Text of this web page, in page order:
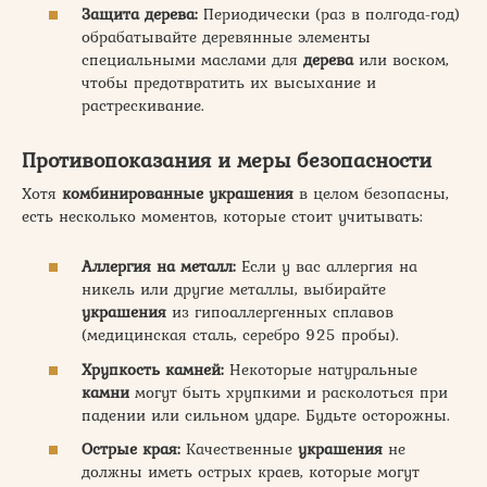
Защита дерева: Периодически (раз в полгода-год)
обрабатывайте деревянные элементы
специальными маслами для дереваили воском,
чтобы предотвратить их высыхание и
растрескивание.
Противопоказания и меры безопасности
Хотя комбинированные украшения в целом безопасны,
есть несколько моментов, которые стоит учитывать:
Аллергия на металл: Если у вас аллергия на
никель или другие металлы, выбирайте
украшения из гипоаллергенных сплавов
(медицинская сталь, серебро 925 пробы).
Хрупкость камней: Некоторые натуральные
камнимогут быть хрупкими и расколоться при
падении или сильном ударе. Будьте осторожны.
Острые края: Качественные украшения не
должны иметь острых краев, которые могут